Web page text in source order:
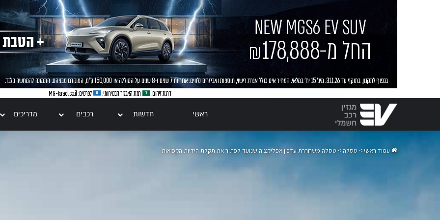
ראשי חדשות רכבים מדריכים
עמוד ראשי> טסלה > טסלה משחררת עדכון אפליקציה שנועד לפתור את תקלת הידיות הקפואות